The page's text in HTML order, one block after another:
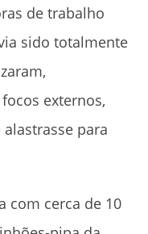
de trabalho
sido totalmente
externos,
para
com cerca de 10